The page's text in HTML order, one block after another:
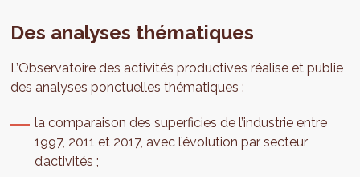
Des analyses thématiques
L’Observatoire des activités productives réalise et publie
des analyses ponctuelles thématiques :
la comparaison des superficies de l’industrie entre
1997, 2011 et 2017, avec l’évolution par secteur
d’activités ;